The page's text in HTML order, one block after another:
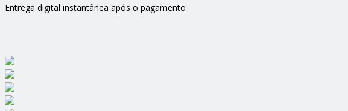
Entrega digital instantânea após o pagamento